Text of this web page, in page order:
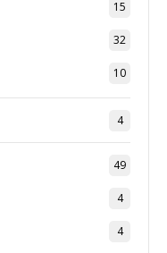
15
32
10
4
49
4
4